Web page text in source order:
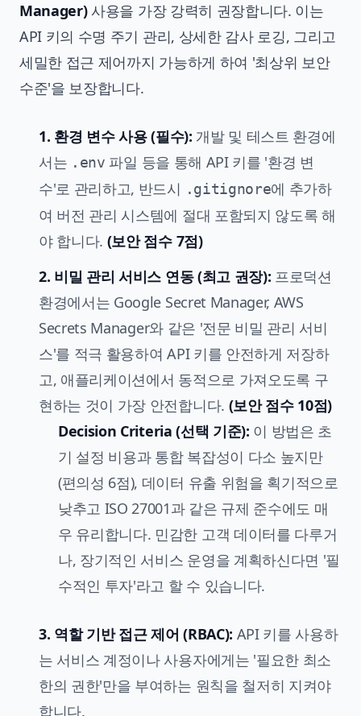
Manager)사용을 가장 강력히 권장합니다. 이는
API 키의 수명 주기 관리, 상세한 감사 로깅, 그리고
세밀한 접근 제어까지 가능하게 하여 '최상위 보안
수준'을 보장합니다.
1. 환경 변수 사용 (필수): 개발 및 테스트 환경에
서는 .env 파일 등을 통해 API 키를 '환경 변
수'로 관리하고, 반드시 .gitignore에 추가하
여 버전 관리 시스템에 절대 포함되지 않도록 해
야 합니다. (보안 점수 7점)
2. 비밀 관리 서비스 연동 (최고 권장): 프로덕션
환경에서는 Google Secret Manager, AWS
Secrets Manager와 같은 '전문 비밀 관리 서비
스'를 적극 활용하여 API 키를 안전하게 저장하
고, 애플리케이션에서 동적으로 가져오도록 구
현하는 것이 가장 안전합니다. (보안 점수 10점)
Decision Criteria (선택 기준): 이 방법은 초
기 설정 비용과 통합 복잡성이 다소 높지만
(편의성 6점), 데이터 유출 위험을 획기적으로
낮추고 ISO 27001과 같은 규제 준수에도 매
우 유리합니다. 민감한 고객 데이터를 다루거
나, 장기적인 서비스 운영을 계획하신다면 '필
수적인 투자'라고 할 수 있습니다.
3. 역할 기반 접근 제어 (RBAC): API 키를 사용하
는 서비스 계정이나 사용자에게는 '필요한 최소
한의 권한'만을 부여하는 원칙을 철저히 지켜야
합니다.